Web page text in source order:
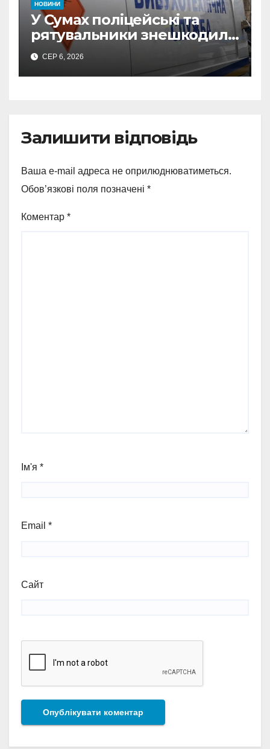
НОВИНИ
У Сумах поліцейські та
рятувальники знешкодили
500-кілограмову авіабомбу
росіян
СЕР 6, 2026
Залишити відповідь
Ваша e-mail адреса не оприлюднюватиметься.
Обов’язкові поля позначені *
Коментар *
Ім'я *
Email *
Сайт